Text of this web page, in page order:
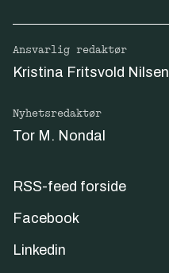
Ansvarlig redaktør
Kristina Fritsvold Nilsen
Nyhetsredaktør
Tor M. Nondal
RSS-feed forside
Facebook
Linkedin